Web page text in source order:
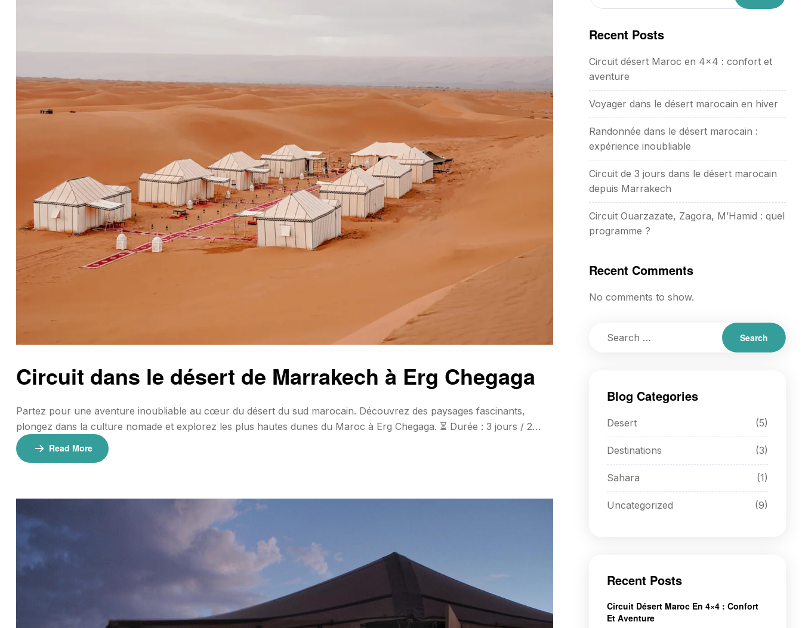
Circuit dans le désert de Marrakech à Erg Chegaga
Partez pour une aventure inoubliable au cœur du désert du sud marocain. Découvrez des paysages fascinants,
plongez dans la culture nomade et explorez les plus hautes dunes du Maroc à Erg Chegaga. ⏳ Durée : 3 jours / 2
nuits Tarifs 400€ par personne (minimum 2 personnes) 330€ par personne (pour les groupes de 4 personnes ou
plus)
Read More
Recent Posts
Circuit désert Maroc en 4×4 : confort et
aventure
Voyager dans le désert marocain en hiver
Randonnée dans le désert marocain :
expérience inoubliable
Circuit de 3 jours dans le désert marocain
depuis Marrakech
Circuit Ouarzazate, Zagora, M’Hamid : quel
programme ?
Recent Comments
No comments to show.
Blog Categories
Desert (5)
Destinations (3)
Sahara (1)
Uncategorized (9)
Recent Posts
Circuit Désert Maroc En 4×4 : Confort
Et Aventure